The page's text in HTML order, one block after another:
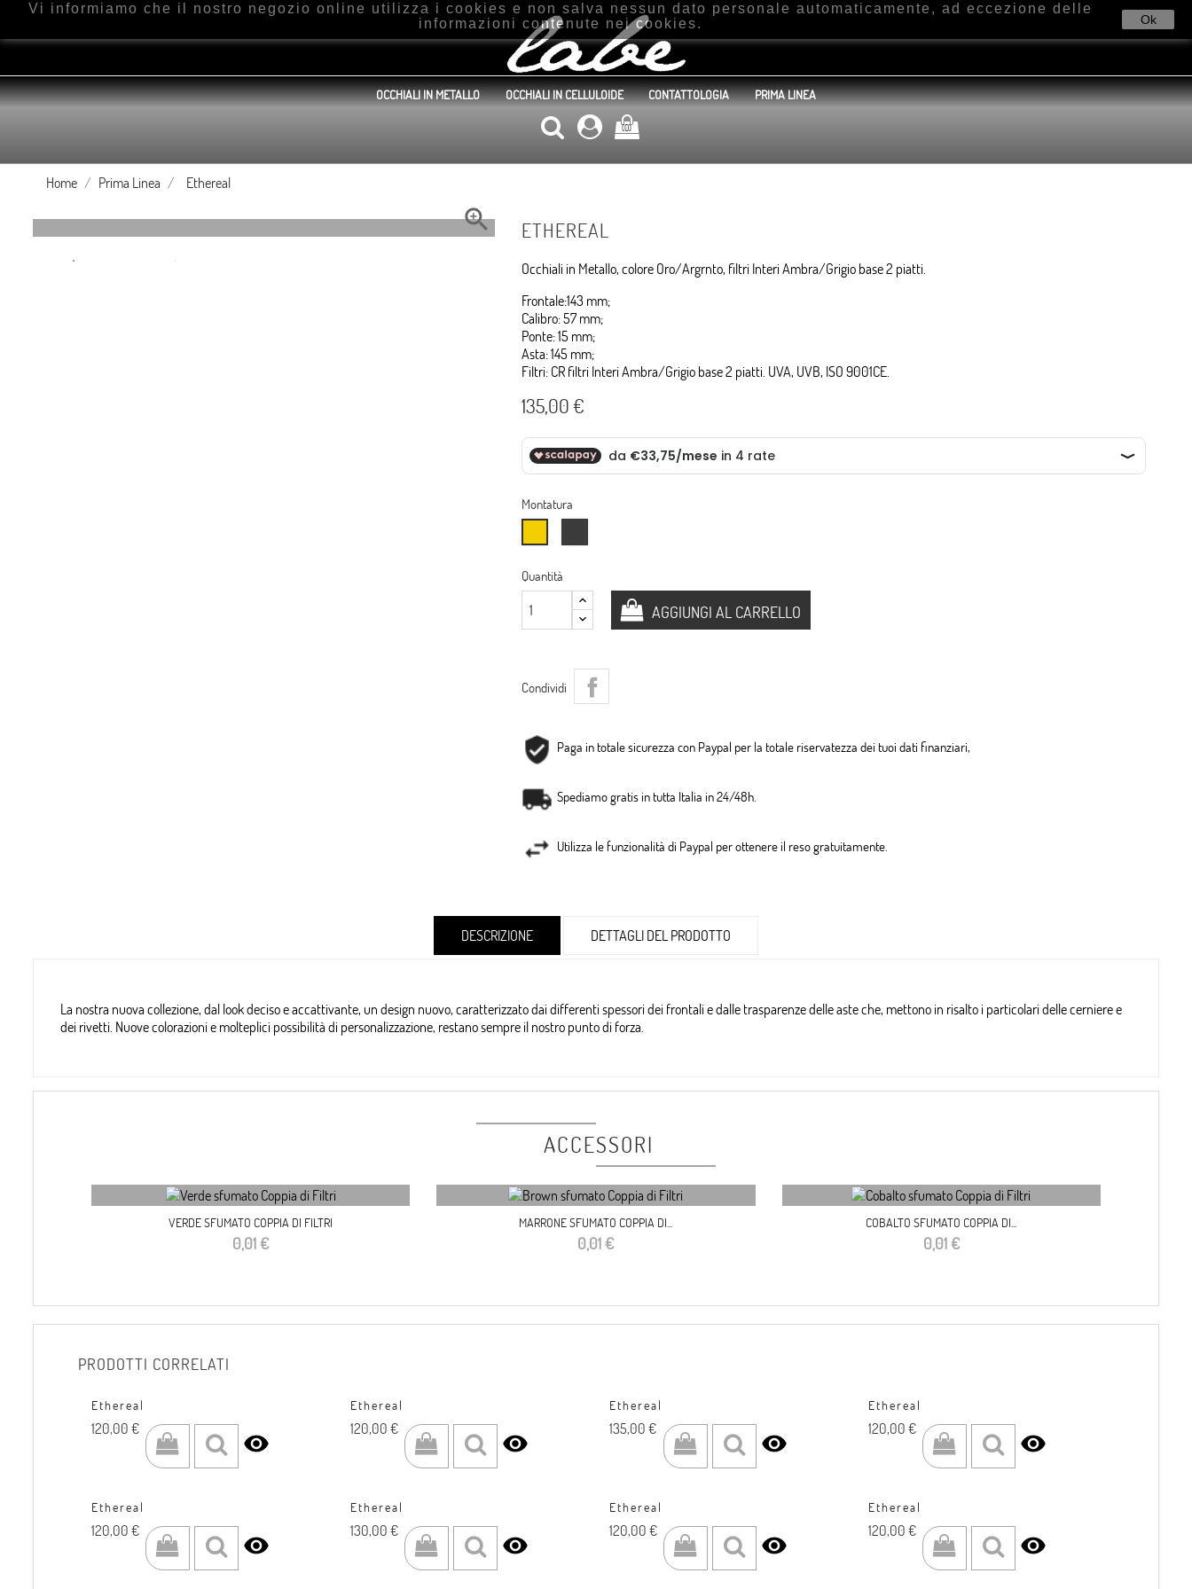
OCCHIALI IN METALLO OCCHIALI IN CELLULOIDE CONTATTOLOGIA PRIMA LINEA
(0)
Home Prima Linea Ethereal
 ETHEREAL
Occhiali in Metallo, colore Oro/Argrnto, filtri Interi Ambra/Grigio base 2 piatti.
Frontale:143 mm;
Calibro: 57 mm;
Ponte: 15 mm;
Asta: 145 mm;
Filtri: CR filtri Interi Ambra/Grigio base 2 piatti. UVA, UVB, ISO 9001CE.
135,00 €
Montatura
Quantità
AGGIUNGI AL CARRELLO
Condividi
Paga in totale sicurezza con Paypal per la totale riservatezza dei tuoi dati finanziari,
Spediamo gratis in tutta Italia in 24/48h.
Utilizza le funzionalità di Paypal per ottenere il reso gratuitamente.
DESCRIZIONE DETTAGLI DEL PRODOTTO
La nostra nuova collezione, dal look deciso e accattivante, un design nuovo, caratterizzato dai differenti spessori dei frontali e dalle trasparenze delle aste che, mettono in risalto i particolari delle cerniere e
dei rivetti. Nuove colorazioni e molteplici possibilità di personalizzazione, restano sempre il nostro punto di forza.
ACCESSORI
VERDE SFUMATO COPPIA DI FILTRI
Prezzo
0,01 €
MARRONE SFUMATO COPPIA DI...
Prezzo
0,01 €
COBALTO SFUMATO COPPIA DI...
Prezzo
0,01 €
PRODOTTI CORRELATI
Ethereal
Prezzo
120,00 €

Ethereal
Prezzo
120,00 €

Ethereal
Prezzo
135,00 €

Ethereal
Prezzo
120,00 €

Ethereal
Prezzo
120,00 €

Ethereal
Prezzo
130,00 €

Ethereal
Prezzo
120,00 €

Ethereal
Prezzo
120,00 €

Vi informiamo che il nostro negozio online utilizza i cookies e non salva nessun dato personale automaticamente, ad eccezione delle
informazioni contenute nei cookies.
Ok